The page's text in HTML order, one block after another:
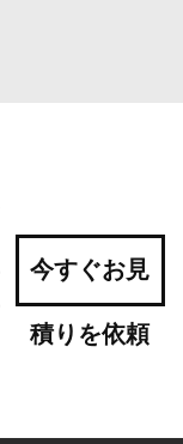
今すぐお見
積りを依頼